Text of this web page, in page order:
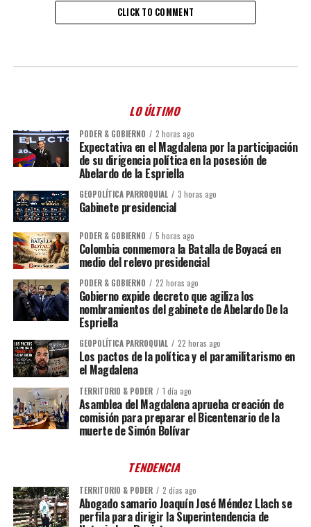
CLICK TO COMMENT
LO ÚLTIMO
PODER & GOBIERNO 2 horas ago
Expectativa en el Magdalena por la participación
de su dirigencia política en la posesión de
Abelardo de la Espriella
GEOPOLÍTICA PARROQUIAL 3 horas ago
Gabinete presidencial
PODER & GOBIERNO 5 horas ago
Colombia conmemora la Batalla de Boyacá en
medio del relevo presidencial
PODER & GOBIERNO 22 horas ago
Gobierno expide decreto que agiliza los
nombramientos del gabinete de Abelardo De la
Espriella
GEOPOLÍTICA PARROQUIAL 22 horas ago
Los pactos de la política y el paramilitarismo en
el Magdalena
TERRITORIO & PODER 1 día ago
Asamblea del Magdalena aprueba creación de
comisión para preparar el Bicentenario de la
muerte de Simón Bolívar
TENDENCIA
TERRITORIO & PODER 2 días ago
Abogado samario Joaquín José Méndez Llach se
perfila para dirigir la Superintendencia de